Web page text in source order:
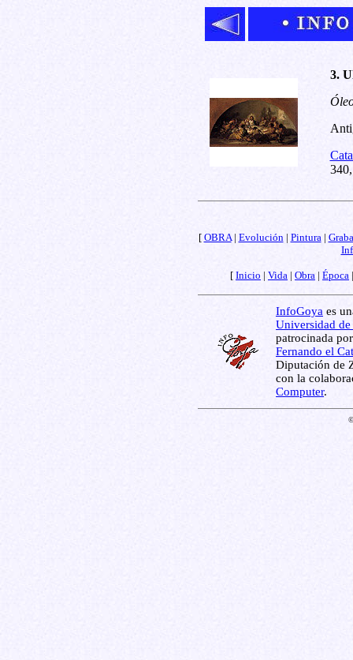
3.
[ OBRA| Evolución| Pintura|
[ Inicio | Vida | Obra | Época
InfoGoya es
Universidad de
patrocinada
Fernando el
Diputación de
con la
Computer.